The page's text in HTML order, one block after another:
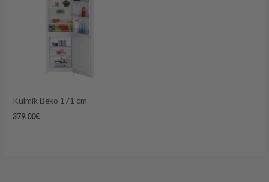
Külmik Beko 171 cm
379.00€